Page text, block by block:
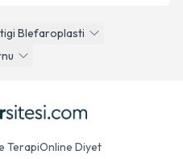
Blefaroplasti
TerapiOnline Diyet